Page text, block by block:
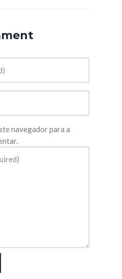
navegador para a